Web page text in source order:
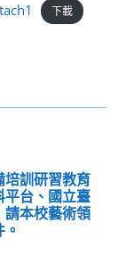
下載
培訓研習教育
平台、國立臺
請本校藝術領